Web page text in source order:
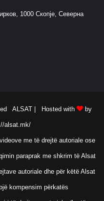
1000 Скопје, Северна
ALSAT | Hosted with by
alsat.mk/
me të drejtë autoriale ose
paraprak me shkrim të Alsat
autoriale dhe për këtë Alsat
kompensim përkatës